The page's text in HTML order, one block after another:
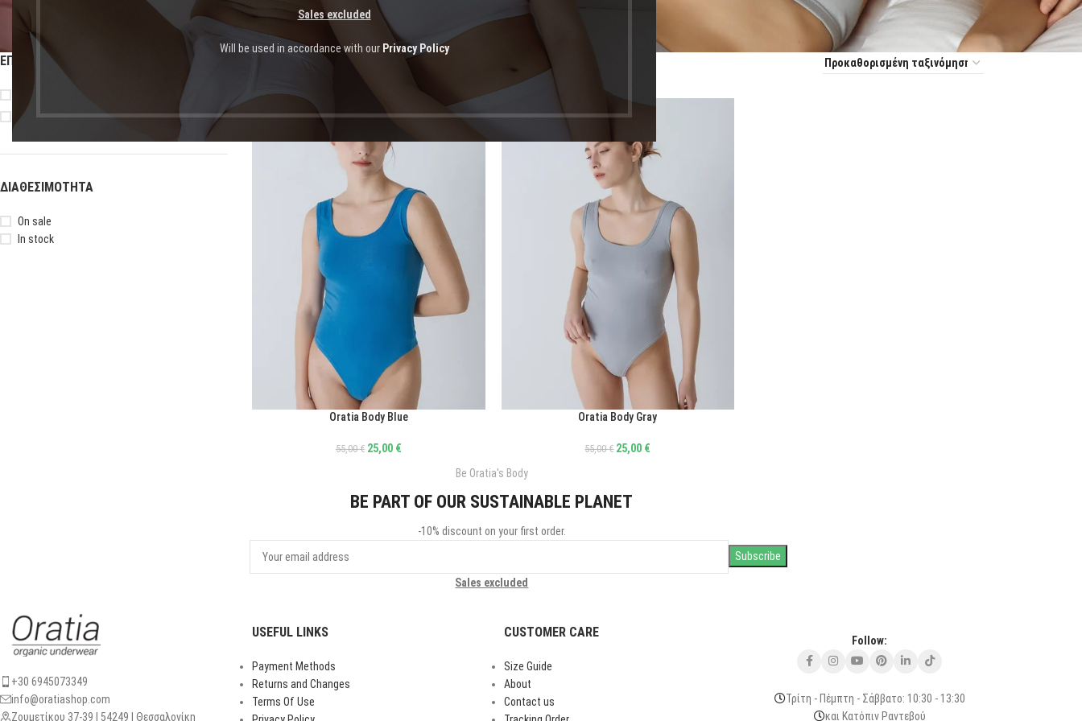
Sales excluded
Will be used in accordance with our Privacy Policy
ΕΠΙΛΟΓΉ ΜΕΓΈΘΟΥΣ
XL/XXL
XS/S
ΔΙΑΘΕΣΙΜΌΤΗΤΑ
On sale
In stock
Προϊόντα με ετικέτα “εξώπλατο κορμάκι”
-55%
Oratia Body Blue
55,00€ 25,00 €
-55%
Oratia Body Gray
55,00€ 25,00 €
Be Oratia's Body
BE PART OF OUR SUSTAINABLE PLANET
-10% discount on your first order.
Sales excluded
+30 6945073349
info@oratiashop.com
Ζουμετίκου 37-39 | 54249 | Θεσσαλονίκη
USEFUL LINKS
Payment Methods
Returns and Changes
Terms Of Use
CUSTOMER CARE
Size Guide
About
Contact us
Follow:
Τρίτη - Πέμπτη - Σάββατο: 10:30 - 13:30
και Κατόπιν Ραντεβού